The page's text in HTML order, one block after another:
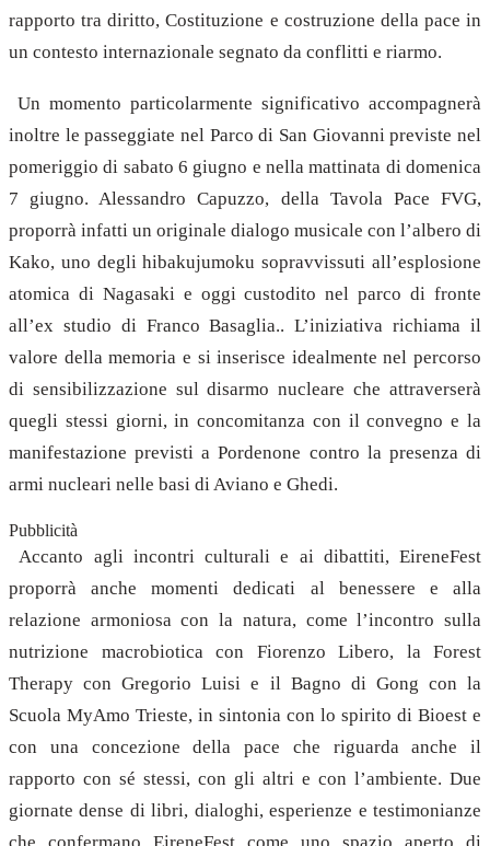
rapporto tra diritto, Costituzione e costruzione della pace in
un contesto internazionale segnato da conflitti e riarmo.
Un momento particolarmente significativo accompagnerà
inoltre le passeggiate nel Parco di San Giovanni previste nel
pomeriggio di sabato 6 giugno e nella mattinata di domenica
7 giugno. Alessandro Capuzzo, della Tavola Pace FVG,
proporrà infatti un originale dialogo musicale con l’albero di
Kako, uno degli hibakujumoku sopravvissuti all’esplosione
atomica di Nagasaki e oggi custodito nel parco di fronte
all’ex studio di Franco Basaglia.. L’iniziativa richiama il
valore della memoria e si inserisce idealmente nel percorso
di sensibilizzazione sul disarmo nucleare che attraverserà
quegli stessi giorni, in concomitanza con il convegno e la
manifestazione previsti a Pordenone contro la presenza di
armi nucleari nelle basi di Aviano e Ghedi.
Pubblicità
Accanto agli incontri culturali e ai dibattiti, EireneFest
proporrà anche momenti dedicati al benessere e alla
relazione armoniosa con la natura, come l’incontro sulla
nutrizione macrobiotica con Fiorenzo Libero, la Forest
Therapy con Gregorio Luisi e il Bagno di Gong con la
Scuola MyAmo Trieste, in sintonia con lo spirito di Bioest e
con una concezione della pace che riguarda anche il
rapporto con sé stessi, con gli altri e con l’ambiente. Due
giornate dense di libri, dialoghi, esperienze e testimonianze